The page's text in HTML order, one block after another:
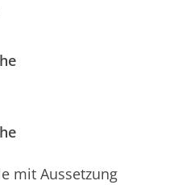
mit Aussetzung